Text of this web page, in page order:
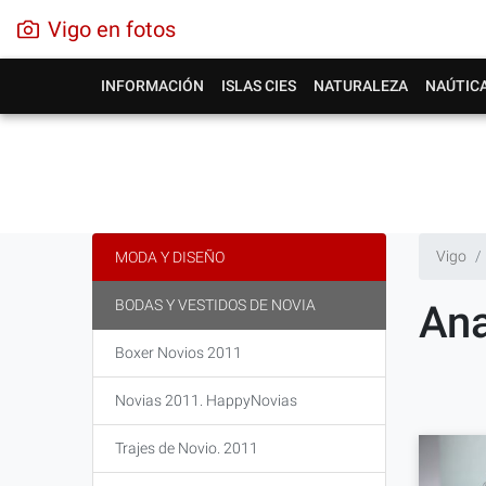
Vigo en fotos
INFORMACIÓN ISLAS CIES NATURALEZA
Vigo
MODA Y DISEÑO
BODAS Y VESTIDOS DE NOVIA
Boxer Novios 2011
Novias 2011. HappyNovias
Trajes de Novio. 2011